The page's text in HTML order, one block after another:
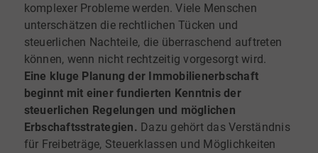
komplexer Probleme werden. Viele Menschen
unterschätzen die rechtlichen Tücken und
steuerlichen Nachteile, die überraschend auftreten
können, wenn nicht rechtzeitig vorgesorgt wird.
Eine kluge Planung der Immobilienerbschaft
beginnt mit einer fundierten Kenntnis der
steuerlichen Regelungen und möglichen
Erbschaftsstrategien. Dazu gehört das Verständnis
für Freibeträge, Steuerklassen und Möglichkeiten